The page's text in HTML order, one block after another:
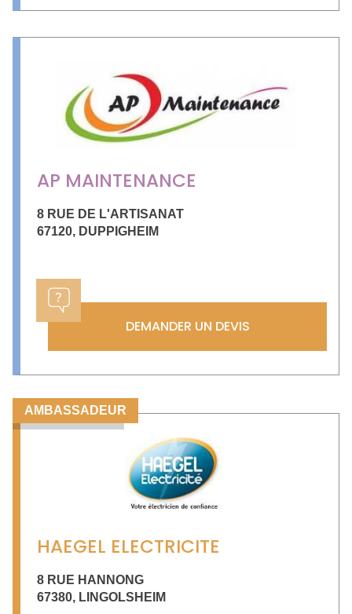
AP MAINTENANCE
8 RUE DE L'ARTISANAT
67120, DUPPIGHEIM
DEMANDER UN DEVIS
AMBASSADEUR
HAEGEL ELECTRICITE
8 RUE HANNONG
67380, LINGOLSHEIM